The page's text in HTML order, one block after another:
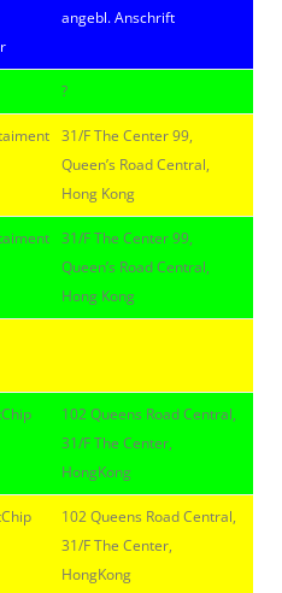
angebl. Anschrift
?
31/F The Center 99,
Queen’s Road Central,
Hong Kong
31/F The Center 99,
Queen’s Road Central,
Hong Kong
102 Queens Road Central,
31/F The Center,
HongKong
102 Queens Road Central,
31/F The Center,
HongKong